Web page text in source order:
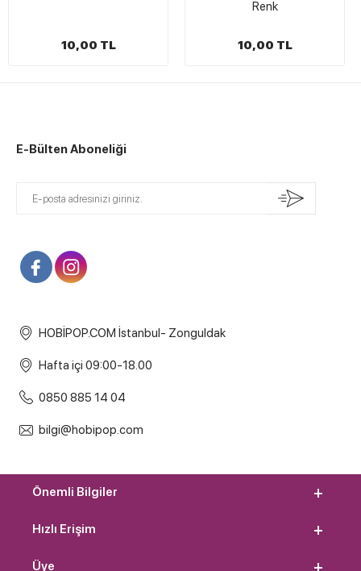
E-Bülten Aboneliği
HOBİPOP.COM İstanbul- Zonguldak
Hafta içi 09:00-18.00
0850 885 14 04
bilgi@hobipop.com
Önemli Bilgiler
Hızlı Erişim
Üye